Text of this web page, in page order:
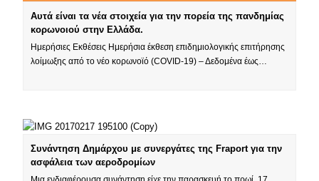
Αυτά είναι τα νέα στοιχεία για την πορεία της πανδημίας
κορωνοιού στην Ελλάδα.
Ημερήσιες Εκθέσεις Ημερήσια έκθεση επιδημιολογικής επιτήρησης
λοίμωξης από το νέο κορωνοϊό (COVID-19) – Δεδομένα έως…
Συνάντηση Δημάρχου με συνεργάτες της Fraport για την
ασφάλεια των αεροδρομίων